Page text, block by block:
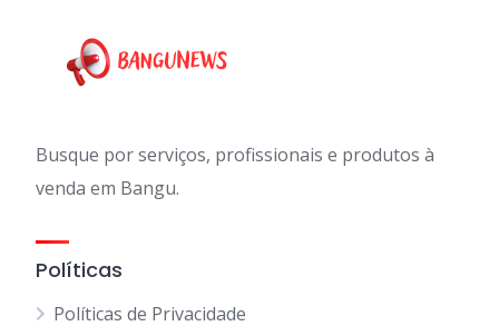
Busque por serviços, profissionais e produtos à
venda em Bangu.
Políticas
Políticas de Privacidade